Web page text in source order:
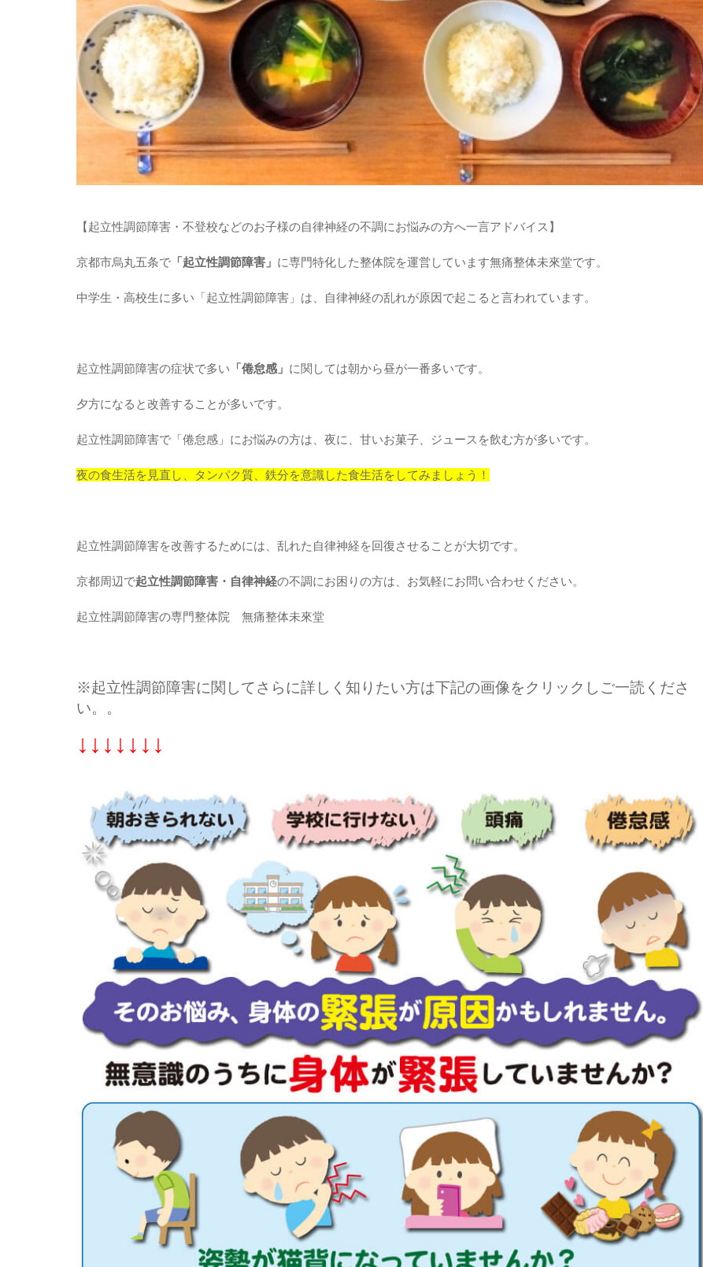
【起立性調節障害・不登校などのお子様の自律神経の不調にお悩みの方へ一言アドバイス】
京都市烏丸五条で 「起立性調節障害」 に専門特化した整体院を運営しています無痛整体未來堂です。
中学生・高校生に多い「起立性調節障害」は、自律神経の乱れが原因で起こると言われています。
起立性調節障害の症状で多い 「倦怠感」 に関しては朝から昼が一番多いです。
夕方になると改善することが多いです。
起立性調節障害で「倦怠感」にお悩みの方は、夜に、甘いお菓子、ジュースを飲む方が多いです。
夜の食生活を見直し、タンパク質、鉄分を意識した食生活をしてみましょう！
起立性調節障害を改善するためには、乱れた自律神経を回復させることが大切です。
京都周辺で起立性調節障害・自律神経の不調にお困りの方は、お気軽にお問い合わせください。
起立性調節障害の専門整体院 無痛整体未來堂
※起立性調節障害に関してさらに詳しく知りたい方は下記の画像をクリックしご一読くださ
い。。
↓↓↓↓↓↓↓